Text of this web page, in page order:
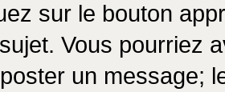
sur le bouton
Vous pourriez
un message;